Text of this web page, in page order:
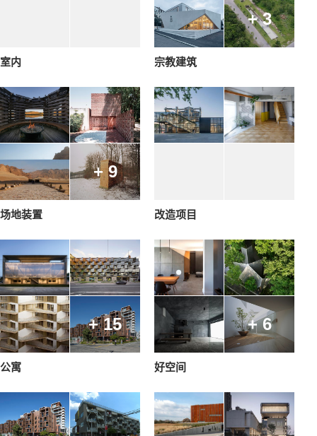
室内
+ 3
宗教建筑
+ 9
场地装置 改造项目
+ 15
公寓
+ 6
好空间